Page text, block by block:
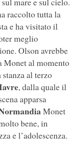
raccolto tutta la
e ha visitato il
meglio
Olson avrebbe
Monet al momento
al terzo
, dalla quale il
apparsa
Monet
bene, in
e l’adolescenza.